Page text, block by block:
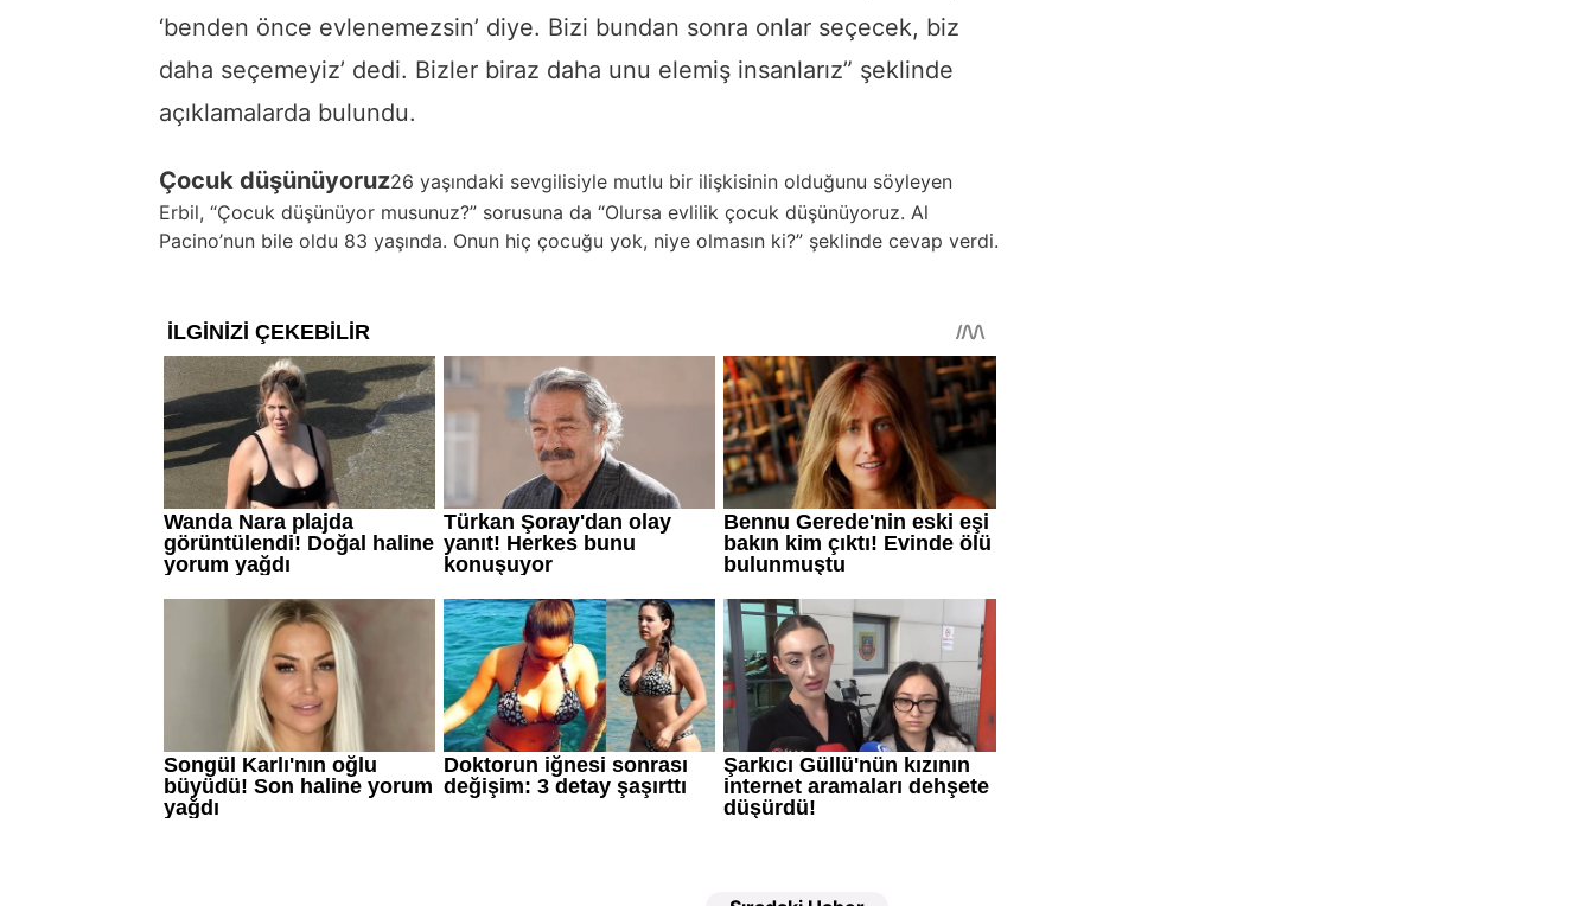
‘benden önce evlenemezsin’ diye. Bizi bundan sonra onlar seçecek, biz
daha seçemeyiz’ dedi. Bizler biraz daha unu elemiş insanlarız” şeklinde
açıklamalarda bulundu.
Çocuk düşünüyoruz26 yaşındaki sevgilisiyle mutlu bir ilişkisinin olduğunu söyleyen
Erbil, “Çocuk düşünüyor musunuz?” sorusuna da “Olursa evlilik çocuk düşünüyoruz. Al
Pacino’nun bile oldu 83 yaşında. Onun hiç çocuğu yok, niye olmasın ki?” şeklinde cevap verdi.